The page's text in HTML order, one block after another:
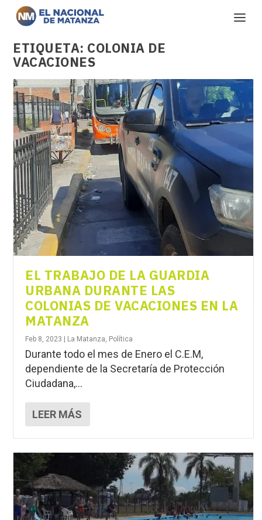
ETIQUETA: COLONIA DE
VACACIONES
EL TRABAJO DE LA GUARDIA
URBANA DURANTE LAS
COLONIAS DE VACACIONES EN LA
MATANZA
Feb 8, 2023 | La Matanza Política
Durante todo el mes de Enero el C.E.M,
dependiente de la Secretaría de Protección
Ciudadana,...
LEER MÁS